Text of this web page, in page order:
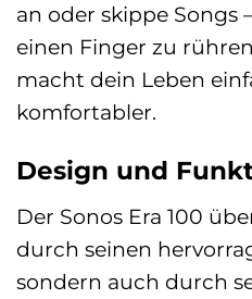
an oder skippe Songs
einen Finger zu
macht dein Leben
komfortabler.
Design und
Der Sonos Era 100
durch seinen
sondern auch durch